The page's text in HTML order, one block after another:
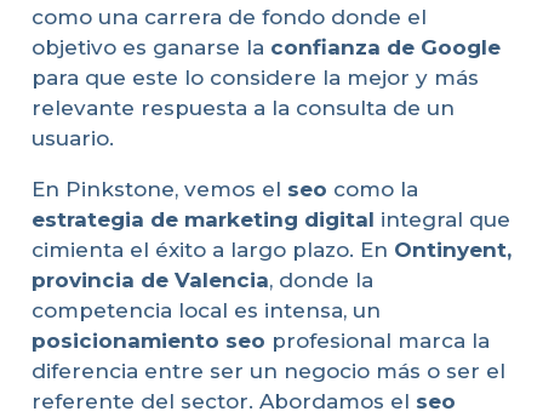
como una carrera de fondo donde el
objetivo es ganarse la confianza de Google
para que este lo considere la mejor y más
relevante respuesta a la consulta de un
usuario.
En Pinkstone, vemos el seo como la
estrategia de marketing digital integral que
cimienta el éxito a largo plazo. En Ontinyent,
provincia de Valencia, donde la
competencia local es intensa, un
posicionamiento seo profesional marca la
diferencia entre ser un negocio más o ser el
referente del sector. Abordamos el seo